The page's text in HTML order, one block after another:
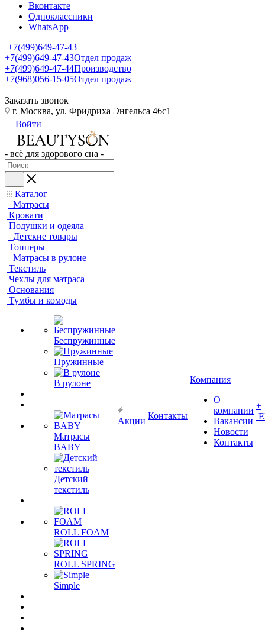
Вконтакте
Одноклассники
WhatsApp
+7(499)649-47-43
+7(499)649-47-43Отдел продаж
+7(499)649-47-44Производство
+7(968)056-15-05Отдел продаж
Заказать звонок
г. Москва, ул. Фридриха Энгельса 46с1
Войти
- всё для здорового сна -
Каталог
Матрасы
Кровати
Подушки и одеяла
Детские товары
Топперы
Матрасы в рулоне
Текстиль
Чехлы для матраса
Основания
Тумбы и комоды
Беспружинные
Пружинные
В рулоне
Матрасы
BABY
Детский
текстиль
ROLL FOAM
ROLL SPRING
Simple
Акции
Контакты
Компания
О
компании
Вакансии
Новости
Контакты
+